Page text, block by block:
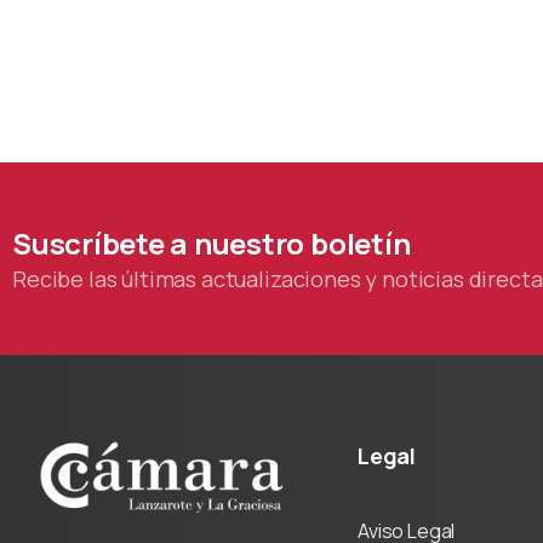
Suscríbetea nuestro boletín
Recibe las últimas actualizaciones y noticias
Legal
Aviso Legal